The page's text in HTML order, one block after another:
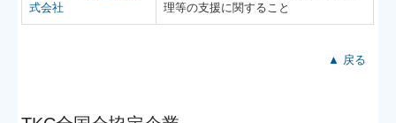
式会社
理等の支援に関すること
▲ 戻る